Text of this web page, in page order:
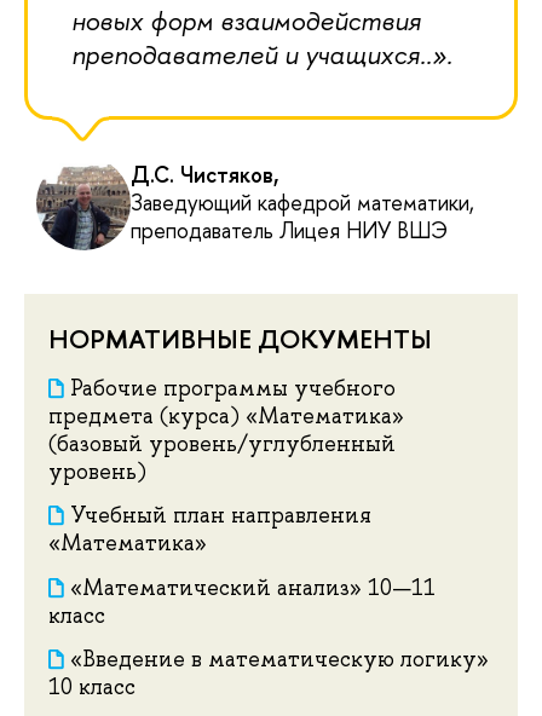
новых форм взаимодействия
преподавателей и учащихся..».
Д.С. Чистяков,
Заведующий кафедрой математики,
преподаватель Лицея НИУ ВШЭ
НОРМАТИВНЫЕ ДОКУМЕНТЫ
Рабочие программы учебного
предмета (курса) «Математика»
(базовый уровень/углубленный
уровень)
Учебный план направления
«Математика»
«Математический анализ» 10—11
класс
«Введение в математическую логику»
10 класс